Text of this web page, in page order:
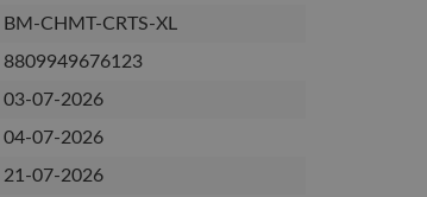
BM-CHMT-CRTS-XL
8809949676123
03-07-2026
04-07-2026
21-07-2026